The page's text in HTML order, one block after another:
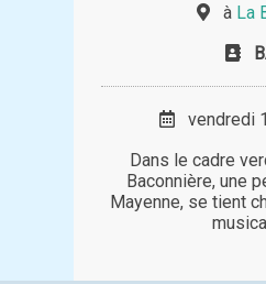
à La
vendredi
Dans le cadre
Baconnière, une
Mayenne, se tient